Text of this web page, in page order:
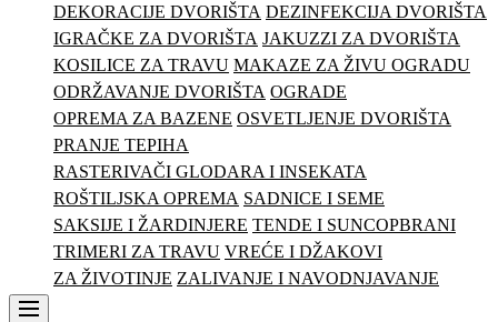
DEKORACIJE DVORIŠTA DEZINFEKCIJA DVORIŠTA
IGRAČKE ZA DVORIŠTA JAKUZZI ZA DVORIŠTA
KOSILICE ZA TRAVU MAKAZE ZA ŽIVU OGRADU
ODRŽAVANJE DVORIŠTA OGRADE
OPREMA ZA BAZENE OSVETLJENJE DVORIŠTA
PRANJE TEPIHA
RASTERIVAČI GLODARA I INSEKATA
ROŠTILJSKA OPREMA SADNICE I SEME
SAKSIJE I ŽARDINJERE TENDE I SUNCOPBRANI
TRIMERI ZA TRAVU VREĆE I DŽAKOVI
ZA ŽIVOTINJE ZALIVANJE I NAVODNJAVANJE
Menu